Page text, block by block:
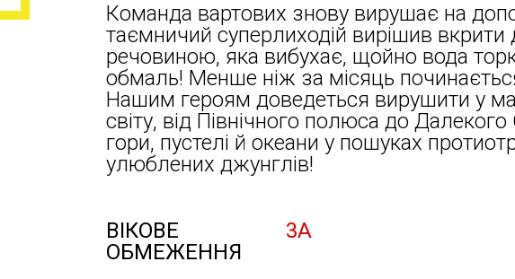
Команда вартових знову вирушає на
таємничий суперлиходій вирішив
речовиною, яка вибухає, щойно вода
обмаль! Менше ніж за місяць
Нашим героям доведеться вирушити у
світу, від Північного полюса до
гори, пустелі й океани у пошуках
улюблених джунглів!
ВІКОВЕ
ОБМЕЖЕННЯ
3А